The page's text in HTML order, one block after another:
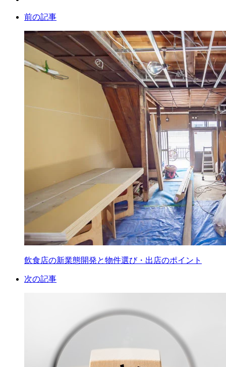
前の記事
飲食店の新業態開発と物件選び・出店のポイント
次の記事